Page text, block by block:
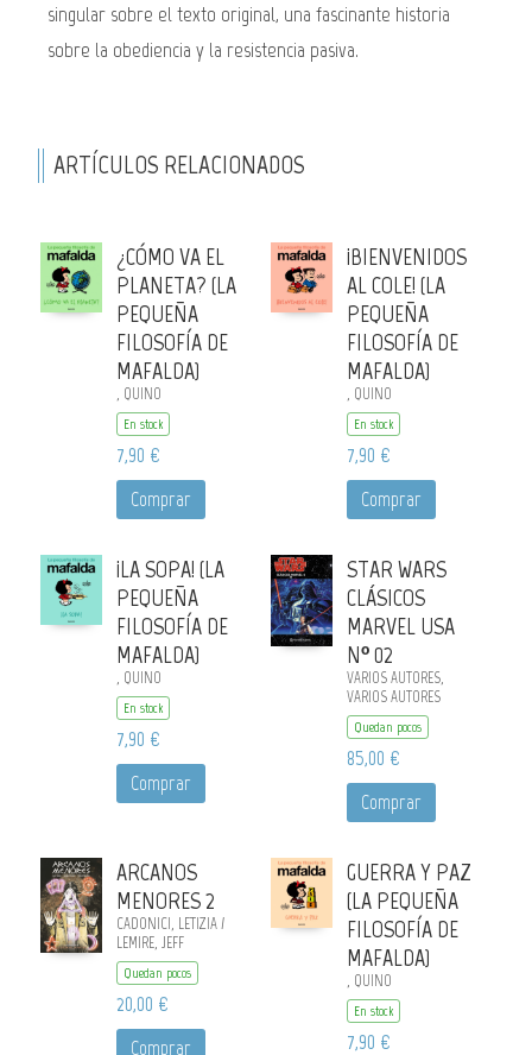
singular sobre el texto original, una fascinante historia
sobre la obediencia y la resistencia pasiva.
ARTÍCULOS RELACIONADOS
¿CÓMO VA EL
PLANETA? (LA
PEQUEÑA
FILOSOFÍA DE
MAFALDA)
, QUINO
En stock
7,90 €
Comprar
¡BIENVENIDOS
AL COLE! (LA
PEQUEÑA
FILOSOFÍA DE
MAFALDA)
, QUINO
En stock
7,90 €
Comprar
¡LA SOPA! (LA
PEQUEÑA
FILOSOFÍA DE
MAFALDA)
, QUINO
En stock
7,90 €
Comprar
STAR WARS
CLÁSICOS
MARVEL USA
Nº 02
VARIOS AUTORES,
VARIOS AUTORES
Quedan pocos
85,00 €
Comprar
ARCANOS
MENORES 2
CADONICI, LETIZIA /
LEMIRE, JEFF
Quedan pocos
20,00 €
Comprar
GUERRA Y PAZ
(LA PEQUEÑA
FILOSOFÍA DE
MAFALDA)
, QUINO
En stock
7,90 €